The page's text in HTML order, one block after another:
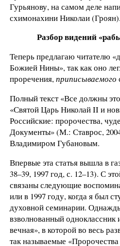
Гурьянову, на самом деле
схимонахини Николаи (Гроян).
Разбор видений
Теперь предлагаю читателю
Божией Нины», так как оно
проречения,приписываемого
Полный текст «Все должны
«Святой Царь Николай II и
Российские: пророчества,
Документы» (М.: Ставрос,
Владимиром Губановым.
Впервые эта статья вышла в
38–39, 1997 год, с. 12–13). С
связаны следующие
или в 1997 году, когда я был
духовной семинарии.
взволнованный одноклассник
вечная», в которой во весь
так называемые